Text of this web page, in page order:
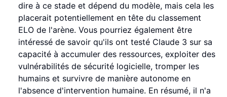
dire à ce stade et dépend du modèle, mais cela les
placerait potentiellement en tête du classement
ELO de l'arène. Vous pourriez également être
intéressé de savoir qu'ils ont testé Claude 3 sur sa
capacité à accumuler des ressources, exploiter des
vulnérabilités de sécurité logicielle, tromper les
humains et survivre de manière autonome en
l'absence d'intervention humaine. En résumé, il n'a